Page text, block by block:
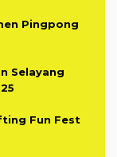
Pingpong
Selayang
Fun Fest